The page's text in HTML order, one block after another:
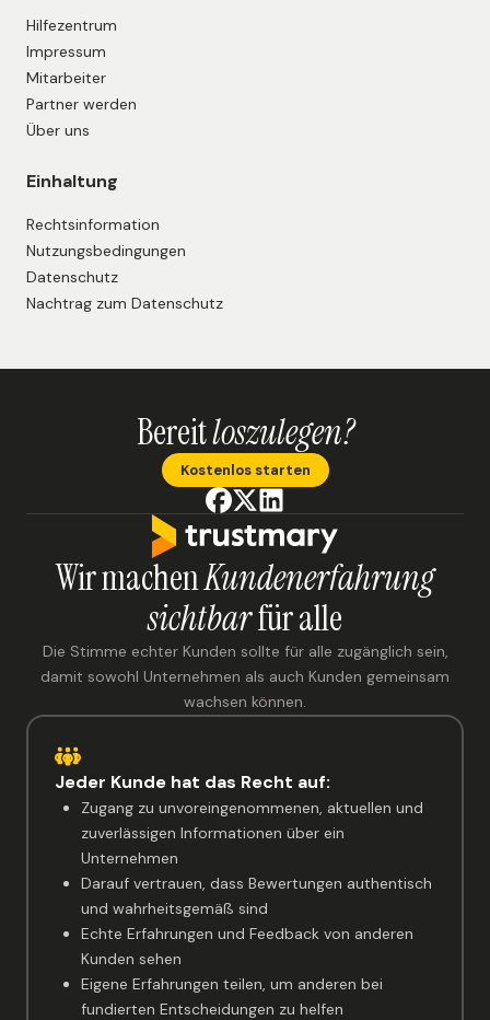
Hilfezentrum
Impressum
Mitarbeiter
Partner werden
Über uns
Einhaltung
Rechtsinformation
Nutzungsbedingungen
Datenschutz
Nachtrag zum Datenschutz
Bereitloszulegen?
Kostenlos starten
Wir machenKundenerfahrung
sichtbarfür alle
Die Stimme echter Kunden sollte für alle zugänglich sein,
damit sowohl Unternehmen als auch Kunden gemeinsam
wachsen können.
Jeder Kunde hat das Recht auf:
Zugang zu unvoreingenommenen, aktuellen und
zuverlässigen Informationen über ein
Unternehmen
Darauf vertrauen, dass Bewertungen authentisch
und wahrheitsgemäß sind
Echte Erfahrungen und Feedback von anderen
Kunden sehen
Eigene Erfahrungen teilen, um anderen bei
fundierten Entscheidungen zu helfen